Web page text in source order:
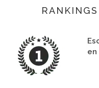
en